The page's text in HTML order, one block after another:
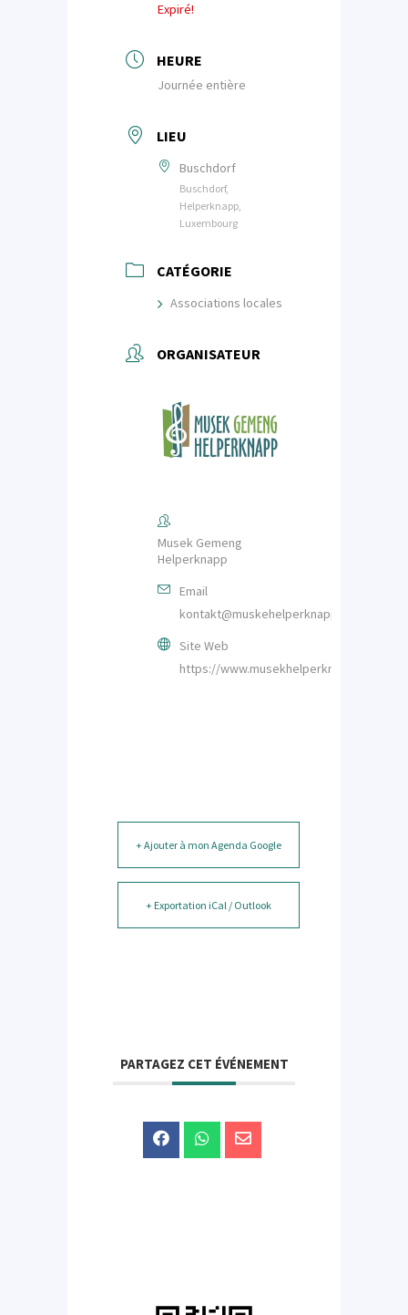
Expiré!
HEURE
Journée entière
LIEU
Buschdorf
Buschdorf,
Helperknapp,
Luxembourg
CATÉGORIE
Associations locales
ORGANISATEUR
Musek Gemeng
Helperknapp
Email
kontakt@muskehelperknapp.lu
Site Web
https://www.musekhelperknapp.lu/
+ Ajouter à mon Agenda Google
+ Exportation iCal / Outlook
PARTAGEZ CET ÉVÉNEMENT